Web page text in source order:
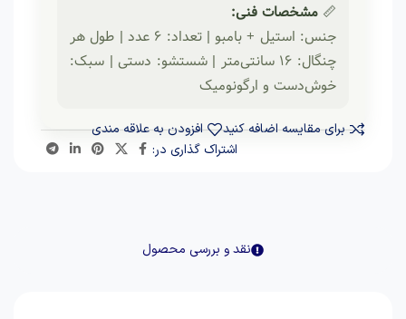
📏 مشخصات فنی:
جنس: استیل + بامبو | تعداد: ۶ عدد | طول هر
چنگال: ۱۶ سانتی‌متر | شستشو: دستی | سبک:
خوش‌دست و ارگونومیک
برای مقایسه اضافه کنید
افزودن به علاقه مندی
اشتراک گذاری در:
نقد و بررسی محصول